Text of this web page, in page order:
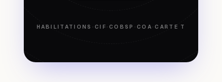
HABILITATIONS · CIF ·COBSP ·COA ·CARTE T